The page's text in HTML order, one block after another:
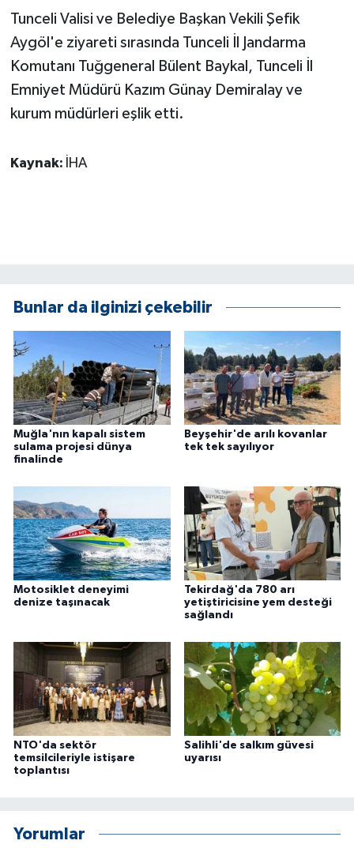
Tunceli Valisi ve Belediye Başkan Vekili Şefik
Aygöl'e ziyareti sırasında Tunceli İl Jandarma
Komutanı Tuğgeneral Bülent Baykal, Tunceli İl
Emniyet Müdürü Kazım Günay Demiralay ve
kurum müdürleri eşlik etti.
Kaynak: İHA
Bunlar da ilginizi çekebilir
Muğla'nın kapalı sistem
sulama projesi dünya
finalinde
Beyşehir'de arılı kovanlar
tek tek sayılıyor
Motosiklet deneyimi
denize taşınacak
Tekirdağ'da 780 arı
yetiştiricisine yem desteği
sağlandı
NTO'da sektör
temsilcileriyle istişare
toplantısı
Salihli'de salkım güvesi
uyarısı
Yorumlar